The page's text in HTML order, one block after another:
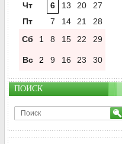
Чт
6 13 20
27
Пт
7 14 21
28
Сб
1 8 15 22 29
Вс 2 9 16 23 30
ПОИСК